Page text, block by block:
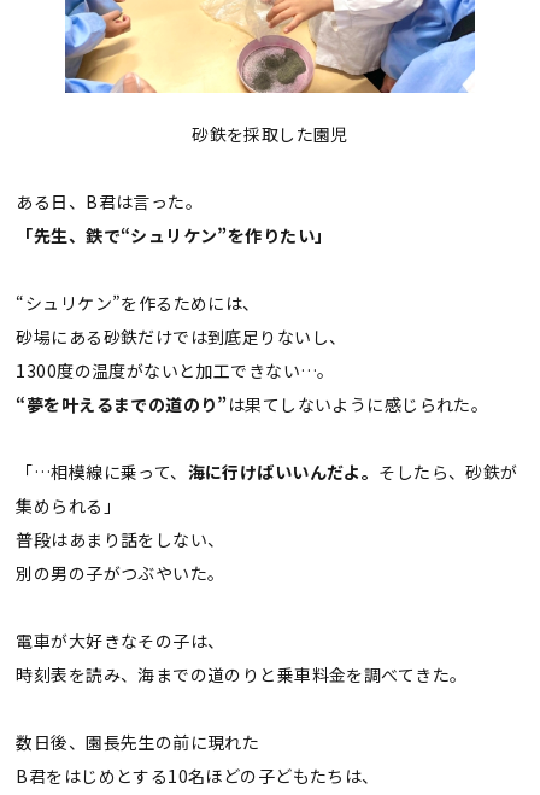
砂鉄を採取した園児
ある日、B君は言った。
「先生、鉄で“シュリケン”を作りたい」
“シュリケン”を作るためには、
砂場にある砂鉄だけでは到底足りないし、
1300度の温度がないと加工できない…。
“夢を叶えるまでの道のり”は果てしないように感じられた。
「…相模線に乗って、 海に行けばいいんだよ。 そしたら、砂鉄が
集められる」
普段はあまり話をしない、
別の男の子がつぶやいた。
電車が大好きなその子は、
時刻表を読み、海までの道のりと乗車料金を調べてきた。
数日後、園長先生の前に現れた
B君をはじめとする10名ほどの子どもたちは、